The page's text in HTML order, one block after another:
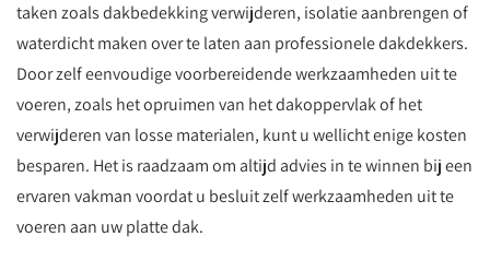
taken zoals dakbedekking verwijderen, isolatie aanbrengen of
waterdicht maken over te laten aan professionele dakdekkers.
Door zelf eenvoudige voorbereidende werkzaamheden uit te
voeren, zoals het opruimen van het dakoppervlak of het
verwijderen van losse materialen, kunt u wellicht enige kosten
besparen. Het is raadzaam om altijd advies in te winnen bij een
ervaren vakman voordat u besluit zelf werkzaamheden uit te
voeren aan uw platte dak.